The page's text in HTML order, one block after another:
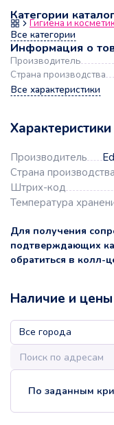
Категории
Гигиена и
Все категории
Информация о
Производитель
Страна производства
Все характеристики
Производитель
Страна производства
Штрих-код
Температура
Для получения
подтверждающих
обратиться в колл-
Наличие и цены
По заданным